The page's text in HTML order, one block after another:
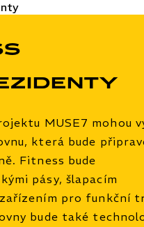
MUSE7 mohou
která bude
Fitness bude
pásy, šlapacím
pro funkční
bude také